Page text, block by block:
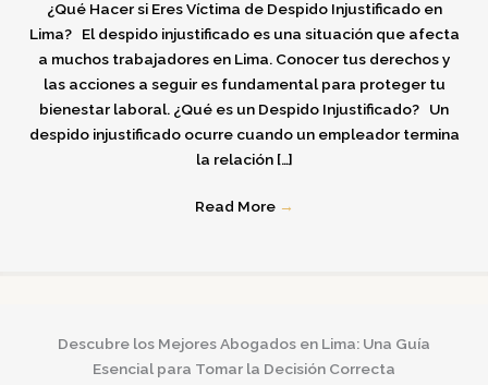
¿Qué Hacer si Eres Víctima de Despido Injustificado en
Lima? El despido injustificado es una situación que afecta
a muchos trabajadores en Lima. Conocer tus derechos y
las acciones a seguir es fundamental para proteger tu
bienestar laboral.​ ¿Qué es un Despido Injustificado? Un
despido injustificado ocurre cuando un empleador termina
la relación […]
Read More →
Descubre los Mejores Abogados en Lima: Una Guía
Esencial para Tomar la Decisión Correcta